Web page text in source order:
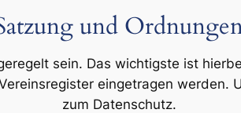
und
sein. Das wichtigste ist
eingetragen werden.
zum Datenschutz.